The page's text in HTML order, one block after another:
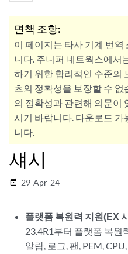
면책 조항:
이 페이지는 타사 기계 번
니다. 주니퍼 네트웍스에서
하기 위한 합리적인 수준의
츠의 정확성을 보장할 수 없
의 정확성과 관련해 의문이
시기 바랍니다. 다운로드 가
니다.
섀시
date_range 29-Apr-24
플랫폼 복원력 지원(EX
23.4R1부터 플랫폼 복원
알람, 로그, 팬, PEM,